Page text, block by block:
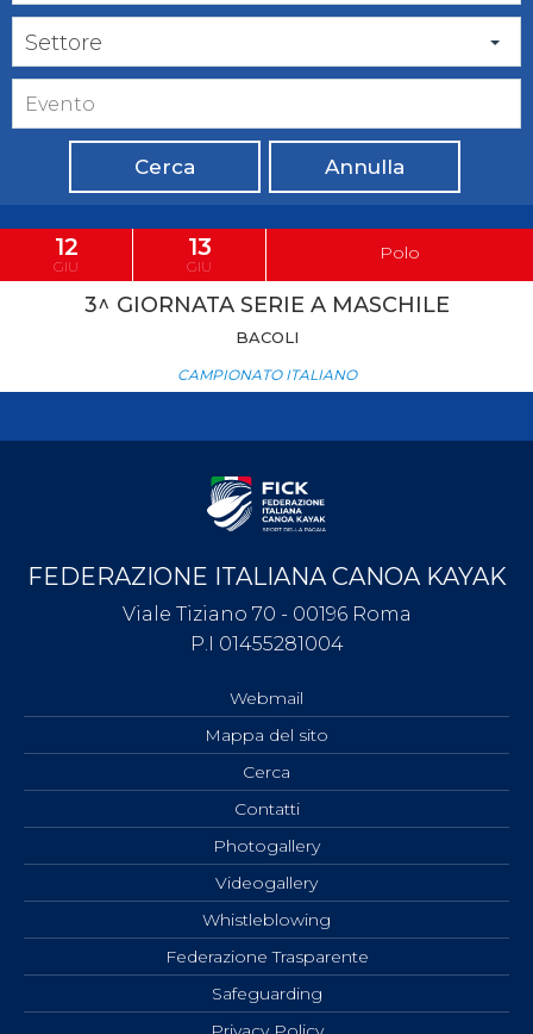
Settore
Cerca Annulla
12
GIU
13
GIU
Polo
3^ GIORNATA SERIE A MASCHILE
BACOLI
CAMPIONATO ITALIANO
FEDERAZIONE ITALIANA CANOA KAYAK
Viale Tiziano 70 - 00196 Roma
P.I 01455281004
Webmail
Mappa del sito
Cerca
Contatti
Photogallery
Videogallery
Whistleblowing
Federazione Trasparente
Safeguarding